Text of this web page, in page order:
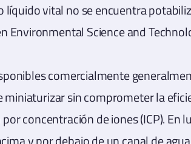
líquido vital no se encuentra
Environmental Science and
comercialmente
sin comprometer la
concentración de iones (ICP). En